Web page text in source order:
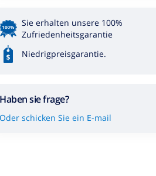
Sie erhalten unsere 100%
Zufriedenheitsgarantie
Niedrigpreisgarantie.
Haben sie frage?
Oder schicken Sie ein E-mail